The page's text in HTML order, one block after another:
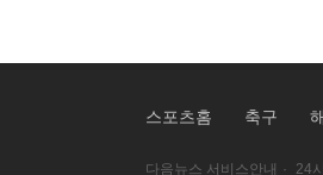
스포츠홈 축구
다음뉴스 서비스안내 · 24